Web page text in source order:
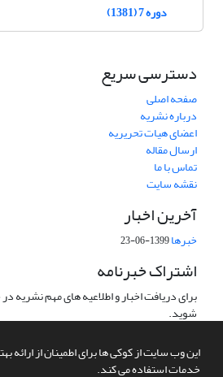
این وب سایت از کوکی ها برای اطمینان از ارائه
خدمات استفاده می کند.
دوره 7 (1381)
دسترسی سریع
صفحه اصلی
درباره نشریه
اعضای هیات تحریریه
ارسال مقاله
تماس با ما
نقشه سایت
آخرین اخبار
خبرها1399-06-23
اشتراک خبرنامه
برای دریافت اخبار و اطلاعیه های مهم نشریه
شوید.